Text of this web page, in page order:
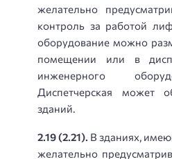
желательно
контроль за работой
оборудование можно
помещении или в
инженерного
Диспетчерская может
зданий.
2.19 (2.21). В зданиях,
желательно